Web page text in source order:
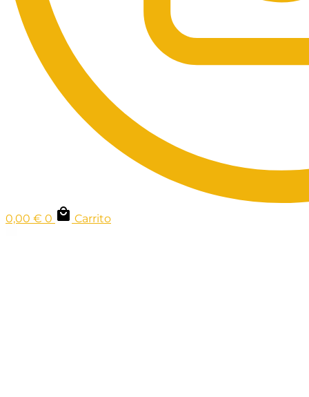
0,00 € 0 Carrito